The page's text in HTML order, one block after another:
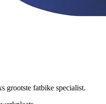
grootste fatbike specialist.